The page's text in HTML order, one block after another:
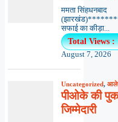
ममता सिंहधनबाद
सफाई का कीड़ा...
Total Views :
August 7, 2026
Uncategorized,
पीओके की
जिम्मेदारी